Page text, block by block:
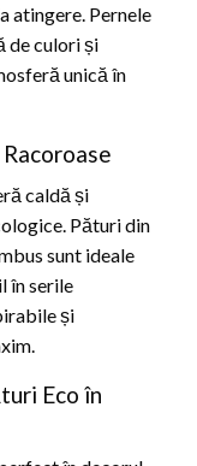
atingere. Pernele
de culori și
unică în
caldă și
Pături din
sunt ideale
în serile
și
Eco în